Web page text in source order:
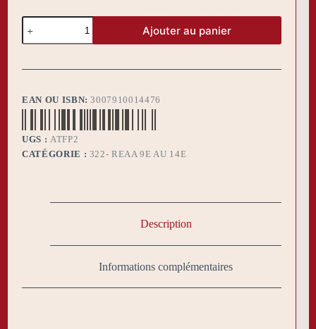
quantité
de
Sautoir
TFP
Ajouter au panier
EAN OU ISBN:3007910014476
UGS : ATFP2
CATÉGORIE : 322- REAA 9E AU 14E
Description
Informations complémentaires